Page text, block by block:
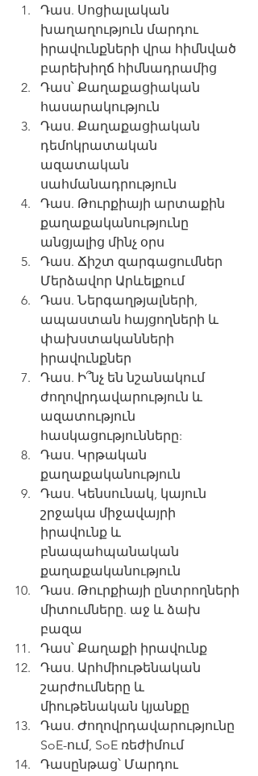
Դաս. Սոցիալական
խաղաղություն մարդու
իրավունքների վրա հիմնված
բարեխիղճ հիմնադրամից
Դաս՝ Քաղաքացիական
հասարակություն
Դաս. Քաղաքացիական
դեմոկրատական
ազատական
սահմանադրություն
Դաս. Թուրքիայի արտաքին
քաղաքականությունը
անցյալից մինչ օրս
Դաս. Ճիշտ զարգացումներ
Մերձավոր Արևելքում
Դաս. Ներգաղթյալների,
ապաստան հայցողների և
փախստականների
իրավունքներ
Դաս. Ի՞նչ են նշանակում
ժողովրդավարություն և
ազատություն
հասկացությունները:
Դաս. Կրթական
քաղաքականություն
Դաս. Կենսունակ, կայուն
շրջակա միջավայրի
իրավունք և
բնապահպանական
քաղաքականություն
Դաս. Թուրքիայի ընտրողների
միտումները. աջ և ձախ
բազա
Դաս՝ Քաղաքի իրավունք
Դաս. Արհմիութենական
շարժումները և
միութենական կյանքը
Դաս. Ժողովրդավարությունը
SoE-ում, SoE ռեժիմում
Դասընթաց՝ Մարդու